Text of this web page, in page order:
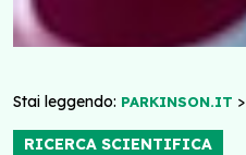
Stai leggendo: PARKINSON.IT >
RICERCA SCIENTIFICA